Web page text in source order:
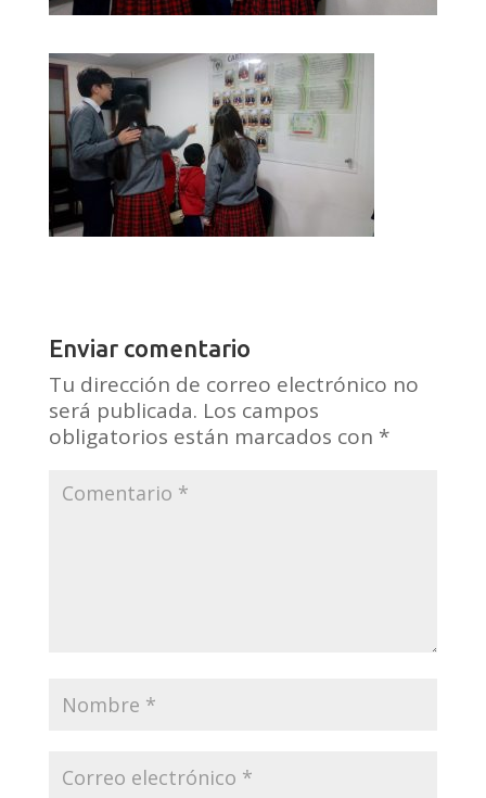
Enviar comentario
Tu dirección de correo electrónico no
será publicada. Los campos
obligatorios están marcados con *